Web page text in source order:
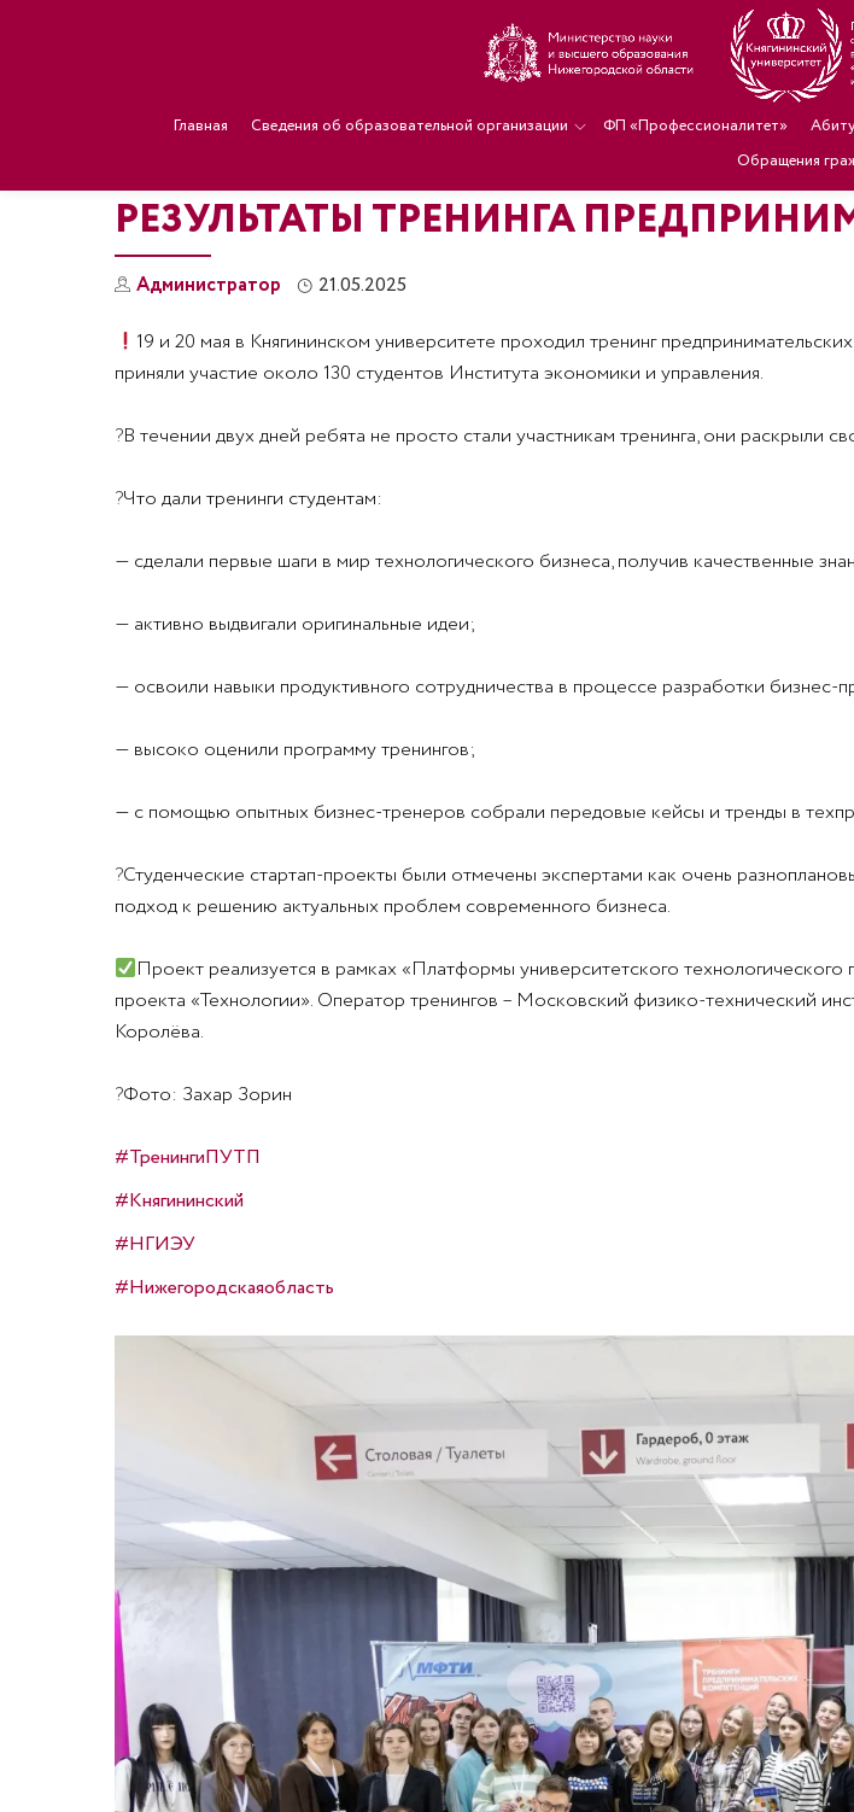
Главная Сведения об образовательной организации ФП «Профессионалитет»
Обращения
РЕЗУЛЬТАТЫ ТРЕНИНГА
Администратор 21.05.2025
19 и 20 мая в Княгининском университете проходил тренинг
приняли участие около 130 студентов Института экономики и управления.
?В течении двух дней ребята не просто стали участникам тренинга, они раскрыли
?Что дали тренинги студентам:
— сделали первые шаги в мир технологического бизнеса, получив качественные
— активно выдвигали оригинальные идеи;
— освоили навыки продуктивного сотрудничества в процессе разработки бизнес-
— высоко оценили программу тренингов;
— с помощью опытных бизнес-тренеров собрали передовые кейсы и тренды в
?Студенческие стартап-проекты были отмечены экспертами как очень
подход к решению актуальных проблем современного бизнеса.
Проект реализуется в рамках «Платформы университетского
проекта «Технологии». Оператор тренингов – Московский физико-технический
Королёва.
?Фото: Захар Зорин
#ТренингиПУТП
#Княгининский
#НГИЭУ
#Нижегородскаяобласть